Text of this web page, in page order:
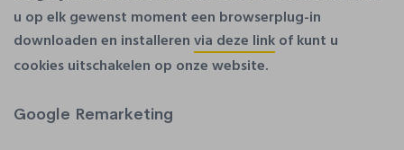
u op elk gewenst moment een browserplug-in
downloaden en installerenvia deze linkof kunt u
cookies uitschakelen op onze website.
Google Remarketing